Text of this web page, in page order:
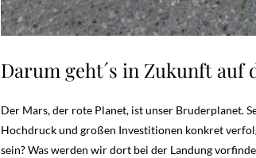
Darum geht´s in Zukunft auf
Der Mars, der rote Planet, ist unser Bruderplanet.
Hochdruck und großen Investitionen konkret
sein? Was werden wir dort bei der Landung